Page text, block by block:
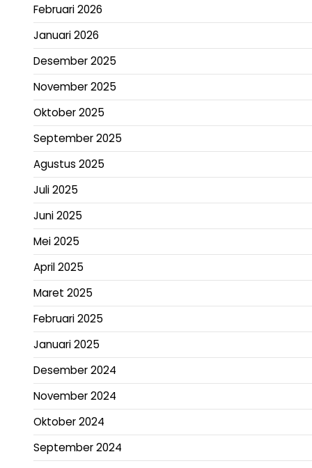
Februari 2026
Januari 2026
Desember 2025
November 2025
Oktober 2025
September 2025
Agustus 2025
Juli 2025
Juni 2025
Mei 2025
April 2025
Maret 2025
Februari 2025
Januari 2025
Desember 2024
November 2024
Oktober 2024
September 2024